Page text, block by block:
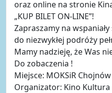
oraz online na stronie
„KUP BILET ON-LINE”!
Zapraszamy na
do niezwykłej podróży
Mamy nadzieję, że Was
Do zobaczenia !
Miejsce: MOKSiR Chojnów
Organizator: Kino Kultura